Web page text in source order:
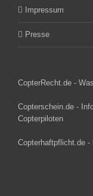
Impressum
Presse
CopterRecht.de -
Copterschein.de -
Copterpiloten
Copterhaftpflicht.de -